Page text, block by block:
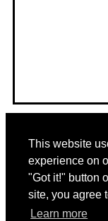
This website
experience on
"Got it!" button
site, you agree
Learn more
Отказ от
наилучшей оценкой и
любые задержки